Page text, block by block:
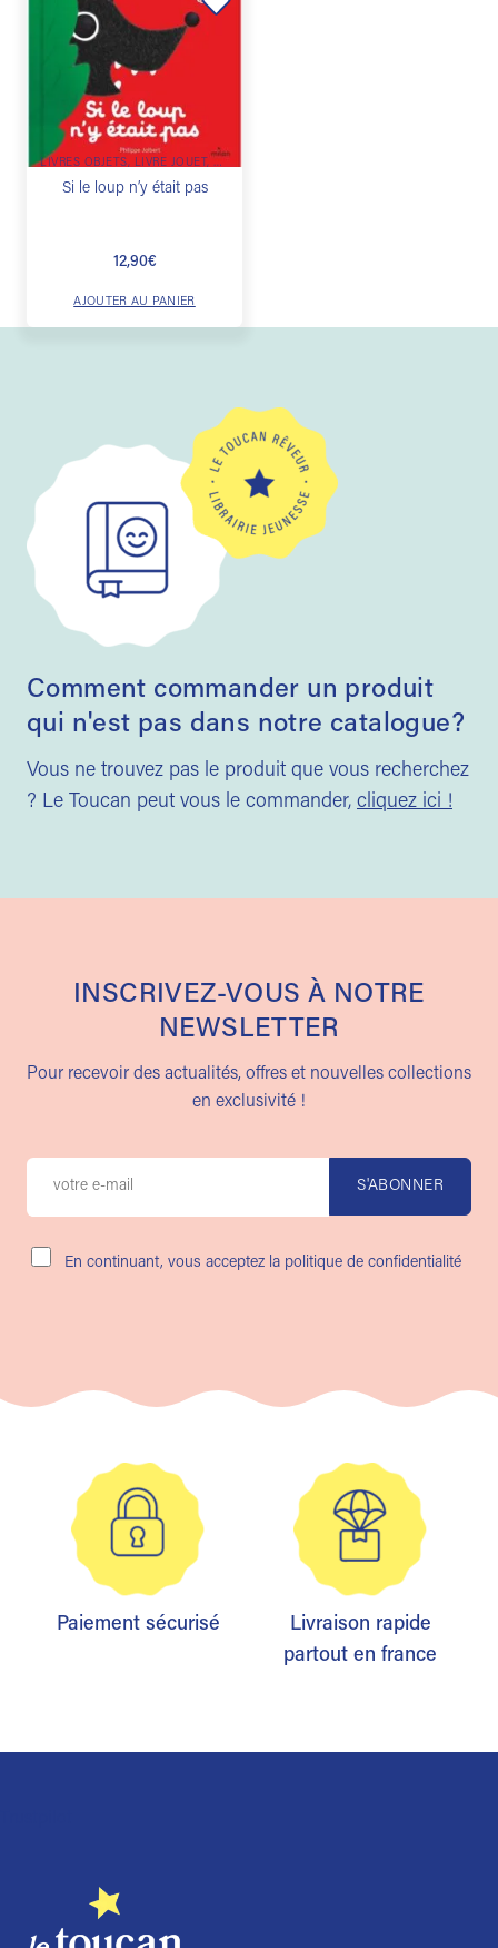
Ajouter
LIVRES OBJETS, LIVRE JOUET, LIVRE PUZZLE, LIVRE SURPRISE, LIVRE MATIÈRE
Si le loup n’y était pas
12,90€
AJOUTER AU PANIER
Comment commander un produit
qui n'est pas dans notre catalogue?
Vous ne trouvez pas le produit que vous recherchez
? Le Toucan peut vous le commander, cliquez ici !
INSCRIVEZ-VOUS À NOTRE
NEWSLETTER
Pour recevoir des actualités, offres et nouvelles collections
en exclusivité !
En continuant, vous acceptez la politique de confidentialité
Paiement sécurisé
Livraison rapide
partout en france